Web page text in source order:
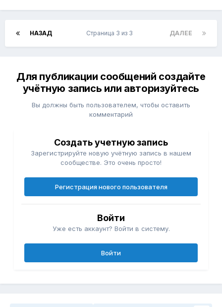
НАЗАД ДАЛЕЕ
Страница 3 из 3
Для публикации сообщений создайте
учётную запись или авторизуйтесь
Вы должны быть пользователем, чтобы оставить
комментарий
Создать учетную запись
Зарегистрируйте новую учётную запись в нашем
сообществе. Это очень просто!
Регистрация нового пользователя
Войти
Уже есть аккаунт? Войти в систему.
Войти